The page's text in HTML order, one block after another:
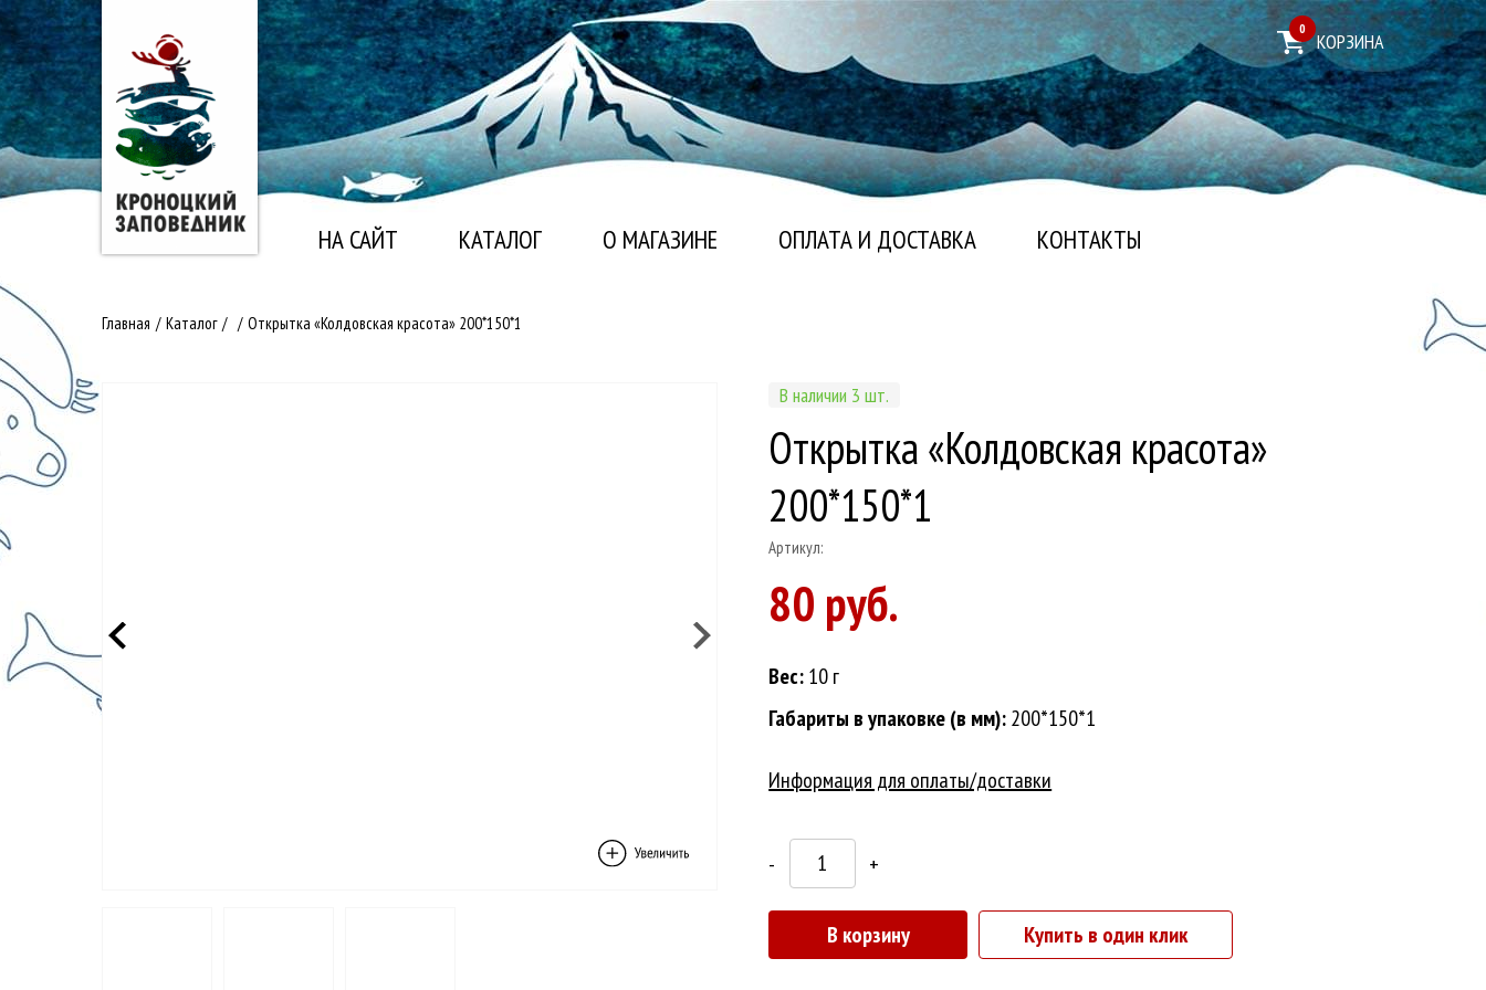
НА САЙТ КАТАЛОГ О МАГАЗИНЕ ОПЛАТА И ДОСТАВКА КОНТАКТЫ
0
КОРЗИНА
Главная / Каталог / / Открытка «Колдовская красота» 200*150*1
В наличии 3 шт.
Открытка «Колдовская красота»
200*150*1
Артикул:
80 руб.
Вес:10 г
Габариты в упаковке (в мм):200*150*1
Информация для оплаты/доставки
- +
В корзину Купить в один клик